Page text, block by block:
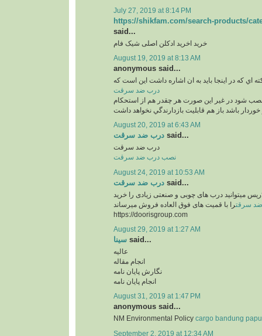
July 27, 2019 at 8:14 PM
https://shikfam.com/search-products/
said...
خرید اخرید ادکلن اصلی شیک فام
August 19, 2019 at 8:13 AM
anonymous said...
اي كه در اينجا بايد به ان اشاره داشت اين است كه
درب ضد سرقت
شود در غير اين صورت هر چقدر هم از استحكام
باشد باز هم قابليت بازدارندگي نخواهد داشت
August 20, 2019 at 6:43 AM
درب ضد سرقت said...
درب ضد سرقت
نصب درب ضد سرقت
August 24, 2019 at 10:53 AM
درب ضد سرقت said...
میتوانید درب های چوبی و صنعتی زیادی را خرید
سرقترا با قمیت های فوق العاده فروش میرساند
https://doorisgroup.com
August 29, 2019 at 1:27 AM
سینا said...
عالیه
انجام مقاله
نگارش پایان نامه
انجام پایان نامه
August 31, 2019 at 1:47 PM
anonymous said...
NM Environmental Policy cargo bandung
September 2, 2019 at 12:34 AM